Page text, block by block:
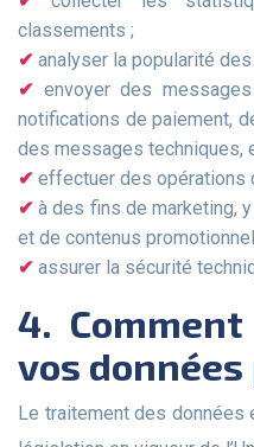
classements ;
analyser la popularité
envoyer des
notifications de paiement,
des messages techniques,
effectuer des opérations
à des fins de marketing,
et de contenus
assurer la sécurité
4. Comment nous traitons
vos
Le traitement des données est effectué conformément à la